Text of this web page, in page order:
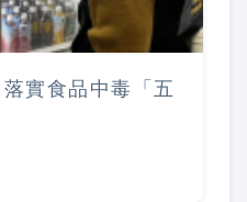
實食品中毒「五